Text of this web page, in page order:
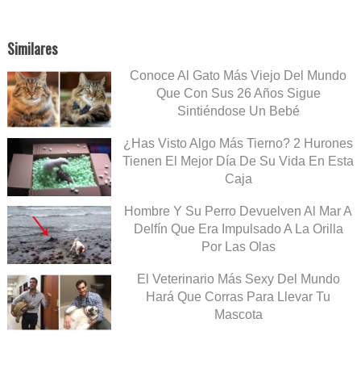
Similares
Conoce Al Gato Más Viejo Del Mundo
Que Con Sus 26 Años Sigue
Sintiéndose Un Bebé
¿Has Visto Algo Más Tierno? 2 Hurones
Tienen El Mejor Día De Su Vida En Esta
Caja
Hombre Y Su Perro Devuelven Al Mar A
Delfín Que Era Impulsado A La Orilla
Por Las Olas
El Veterinario Más Sexy Del Mundo
Hará Que Corras Para Llevar Tu
Mascota